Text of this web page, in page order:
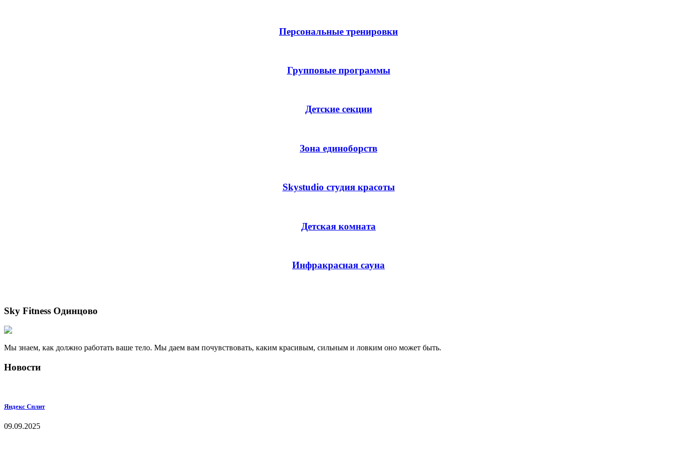
Персональные тренировки
Групповые программы
Детские секции
Зона единоборств
Skystudio студия красоты
Детская комната
Инфракрасная сауна
Sky Fitness Одинцово
Мы знаем, как должно работать ваше тело. Мы даем вам почувствовать, каким красивым, сильным и ловким оно может быть.
Новости
Яндекс Сплит
09.09.2025